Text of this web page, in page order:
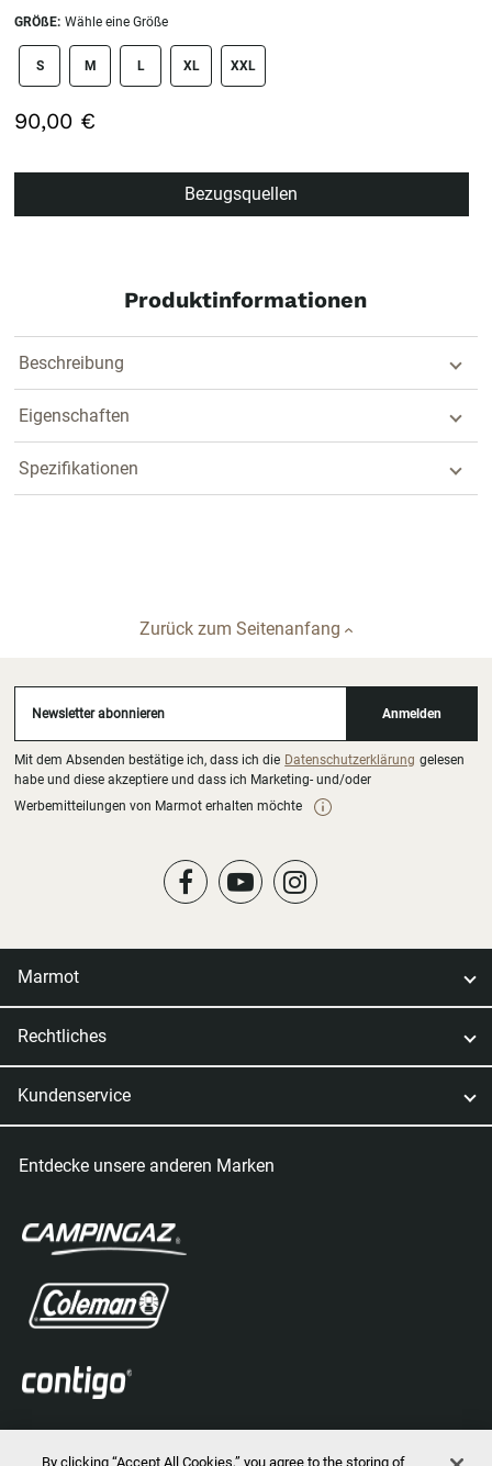
GRÖßE: Wähle eine Größe
size swatch
S M L XL XXL
90,00 €
Bezugsquellen
Produktinformationen
Beschreibung
Eigenschaften
Spezifikationen
Zurück zum Seitenanfang
Newsletter abonnieren Anmelden
Mit dem Absenden bestätige ich, dass ich die Datenschutzerklärung gelesen
habe und diese akzeptiere und dass ich Marketing- und/oder
Werbemitteilungen von Marmot erhalten möchte
Marmot
Rechtliches
Kundenservice
Entdecke unsere anderen Marken
By clicking “Accept All Cookies,” you agree to the storing of